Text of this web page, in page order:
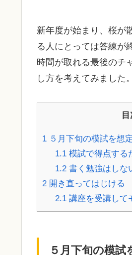
新年度が始まり、桜が
る人にとっては答練が
時間が取れる最後のチ
し方を考えてみました。
1 ５月下旬の模試を想
1.1模試で得点する
1.2書く勉強はしな
2 開き直ってはじける
2.1講座を受講して
５月下旬の模試